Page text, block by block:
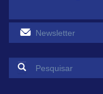
Formulário